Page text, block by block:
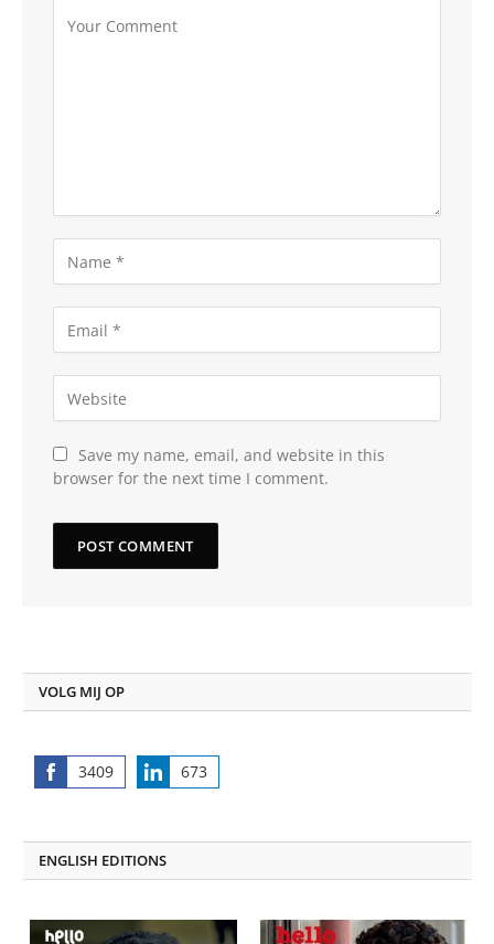
Save my name, email, and website in this
browser for the next time I comment.
VOLG MIJ OP
3409
Share
673
Share
ENGLISH EDITIONS